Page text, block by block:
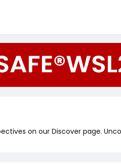
on our Discover page.